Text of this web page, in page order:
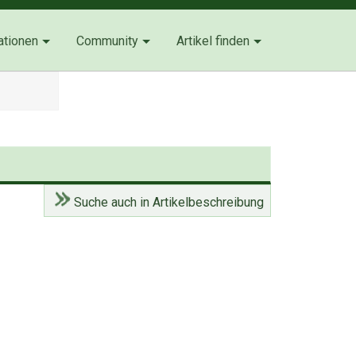
Community Artikel finden
Suche auch in Artikelbeschreibung